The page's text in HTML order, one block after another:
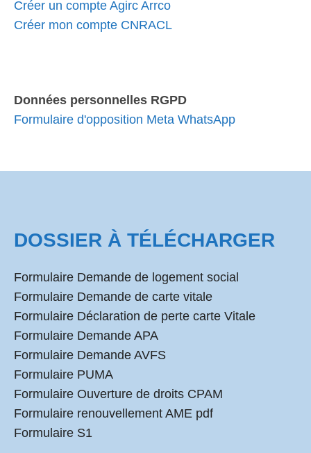
Créer un compte Agirc Arrco
Créer mon compte CNRACL
Données personnelles RGPD
Formulaire d'opposition Meta WhatsApp
DOSSIER À TÉLÉCHARGER
Formulaire Demande de logement social
Formulaire Demande de carte vitale
Formulaire Déclaration de perte carte Vitale
Formulaire Demande APA
Formulaire Demande AVFS
Formulaire PUMA
Formulaire Ouverture de droits CPAM
Formulaire renouvellement AME pdf
Formulaire S1